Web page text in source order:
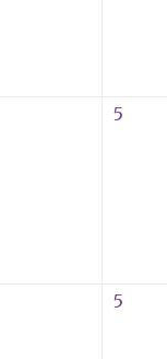
5
5